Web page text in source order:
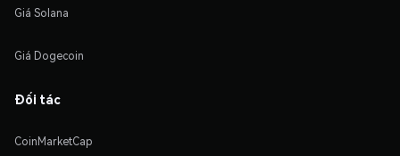
Giá Solana
Giá Dogecoin
Đối tác
CoinMarketCap